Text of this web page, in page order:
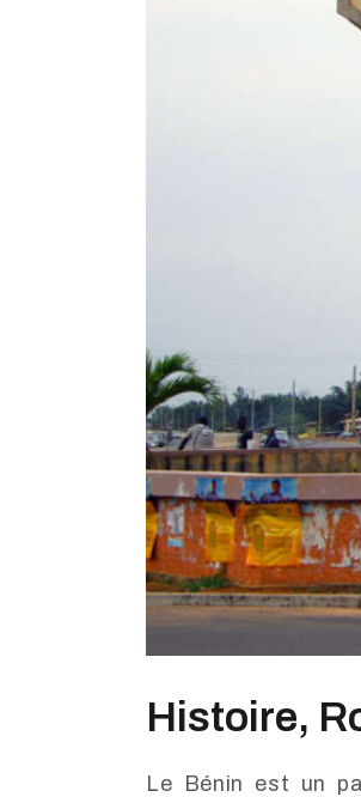
Histoire,
Le Bénin est un